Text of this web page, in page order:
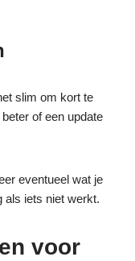
slim om kort te
of een update
eventueel wat je
als iets niet werkt.
voor